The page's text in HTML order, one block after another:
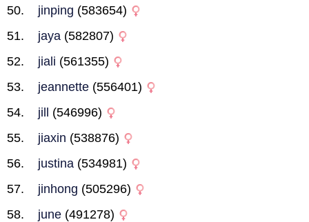
jinping (583654)
jaya (582807)
jiali (561355)
jeannette (556401)
jill
(546996)
jiaxin (538876)
justina (534981)
jinhong (505296)
june (491278)